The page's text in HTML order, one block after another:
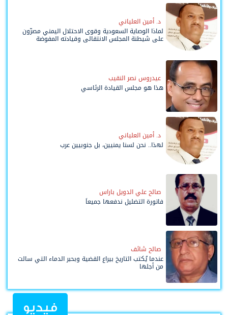
د. أمين العلياني
لماذا الوصاية السعودية وقوى الاحتلال اليمني مصرّون
على شيطنة المجلس الانتقالي وقيادته المفوضة
عيدروس نصر النقيب
هذا هو مجلس القيادة الرئاسي
د. أمين العلياني
لهذا.. نحن لسنا يمنيين، بل جنوبيين عرب
صالح علي الدويل باراس
فاتورة التضليل ندفعها جميعاً
صالح شائف
عندما يُكتب التاريخ بيراع القضية وبحبر الدماء التي سالت
من أجلها
فيديو